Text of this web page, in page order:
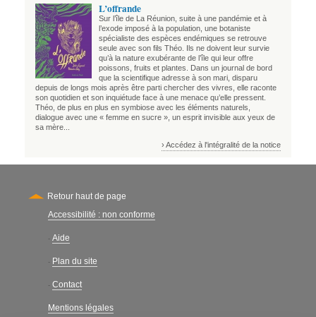
L’offrande
Sur l’île de La Réunion, suite à une pandémie et à
l’exode imposé à la population, une botaniste
spécialiste des espèces endémiques se retrouve
seule avec son fils Théo. Ils ne doivent leur survie
qu’à la nature exubérante de l’île qui leur offre
poissons, fruits et plantes. Dans un journal de bord
que la scientifique adresse à son mari, disparu
depuis de longs mois après être parti chercher des vivres, elle raconte
son quotidien et son inquiétude face à une menace qu’elle pressent.
Théo, de plus en plus en symbiose avec les éléments naturels,
dialogue avec une « femme en sucre », un esprit invisible aux yeux de
sa mère...
› Accédez à l'intégralité de la notice
Retour haut de page
Secondary
Accessibilité : non conforme
- Aide
- Plan du site
- Contact
Mentions légales